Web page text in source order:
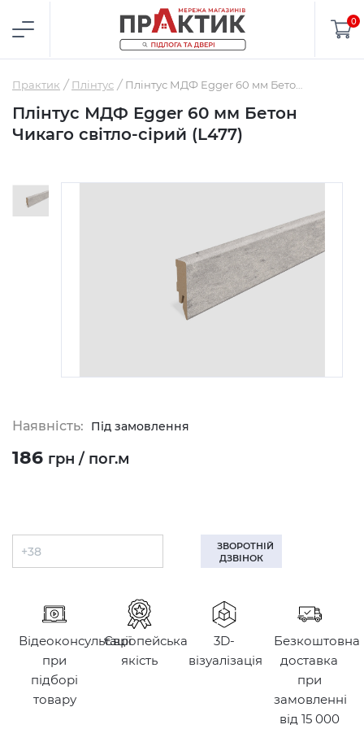
0
Практик Плінтус
Плінтус МДФ Egger 60 мм Бетон
Чикаго світло-сірий (L477)
Наявність: Під замовлення
186 грн / пог.м
ЗВОРОТНІЙ
ДЗВІНОК
Відеоконсультації
при
підборі
товару
Європейська
якість
3D-
візуалізація
Безкоштовна
доставка
при
замовленні
від 15 000